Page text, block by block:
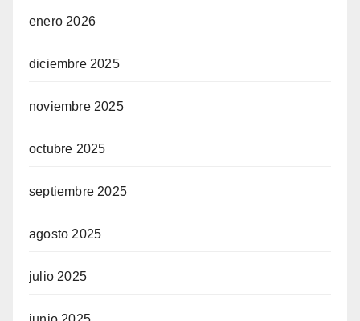
enero 2026
diciembre 2025
noviembre 2025
octubre 2025
septiembre 2025
agosto 2025
julio 2025